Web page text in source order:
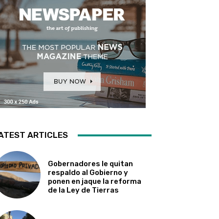
ARTICLES
Gobernadores le quitan
respaldo al Gobierno y
ponen en jaque la reforma
de la Ley de Tierras